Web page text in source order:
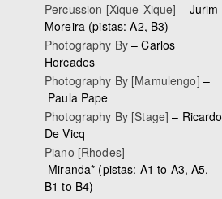
Percussion [Xique-Xique] – Jurim
Moreira(pistas: A2, B3)
Photography By–Carlos
Horcades
Photography By [Mamulengo] –
Paula Pape
Photography By [Stage] – Ricardo
De Vicq
Piano [Rhodes] –
Miranda* (pistas: A1 to A3, A5,
B1 to B4)